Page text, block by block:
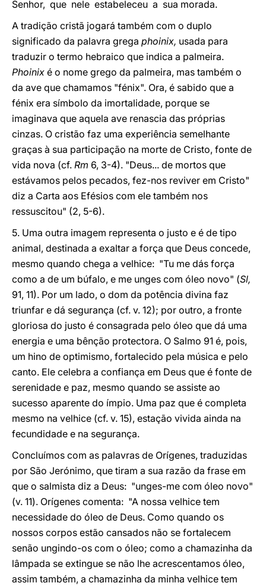
Senhor, que nele estabeleceu a sua morada.
A tradição cristã jogará também com o duplo
significado da palavra grega phoinix, usada para
traduzir o termo hebraico que indica a palmeira.
Phoinix é o nome grego da palmeira, mas também o
da ave que chamamos "fénix". Ora, é sabido que a
fénix era símbolo da imortalidade, porque se
imaginava que aquela ave renascia das próprias
cinzas. O cristão faz uma experiência semelhante
graças à sua participação na morte de Cristo, fonte de
vida nova (cf. Rm 6, 3-4). "Deus... de mortos que
estávamos pelos pecados, fez-nos reviver em Cristo"
diz a Carta aos Efésios com ele também nos
ressuscitou" (2, 5-6).
5. Uma outra imagem representa o justo e é de tipo
animal, destinada a exaltar a força que Deus concede,
mesmo quando chega a velhice: "Tu me dás força
como a de um búfalo, e me unges com óleo novo" (Sl,
91, 11). Por um lado, o dom da potência divina faz
triunfar e dá segurança (cf. v. 12); por outro, a fronte
gloriosa do justo é consagrada pelo óleo que dá uma
energia e uma bênção protectora. O Salmo 91 é, pois,
um hino de optimismo, fortalecido pela música e pelo
canto. Ele celebra a confiança em Deus que é fonte de
serenidade e paz, mesmo quando se assiste ao
sucesso aparente do ímpio. Uma paz que é completa
mesmo na velhice (cf. v. 15), estação vivida ainda na
fecundidade e na segurança.
Concluímos com as palavras de Orígenes, traduzidas
por São Jerónimo, que tiram a sua razão da frase em
que o salmista diz a Deus: "unges-me com óleo novo"
(v. 11). Orígenes comenta: "A nossa velhice tem
necessidade do óleo de Deus. Como quando os
nossos corpos estão cansados não se fortalecem
senão ungindo-os com o óleo; como a chamazinha da
lâmpada se extingue se não lhe acrescentamos óleo,
assim também, a chamazinha da minha velhice tem